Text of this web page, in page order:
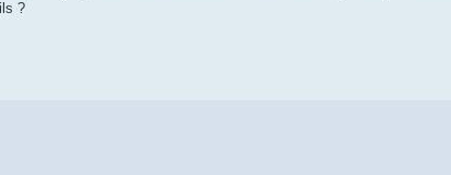
?